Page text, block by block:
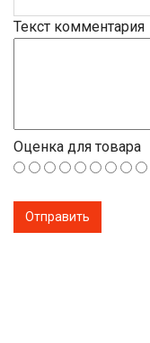
Текст комментария
Оценка для товара